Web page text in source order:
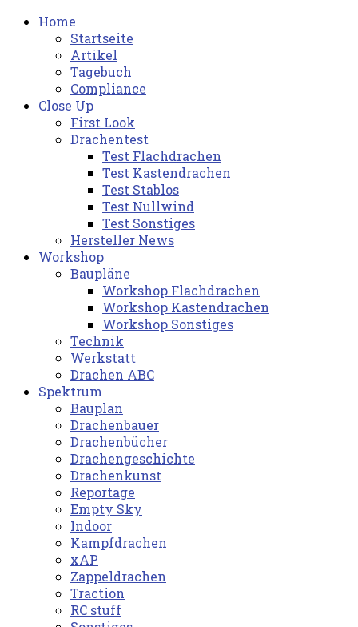
Home
Startseite
Artikel
Tagebuch
Compliance
Close Up
First Look
Drachentest
Test Flachdrachen
Test Kastendrachen
Test Stablos
Test Nullwind
Test Sonstiges
Hersteller News
Workshop
Baupläne
Workshop Flachdrachen
Workshop Kastendrachen
Workshop Sonstiges
Technik
Werkstatt
Drachen ABC
Spektrum
Bauplan
Drachenbauer
Drachenbücher
Drachengeschichte
Drachenkunst
Reportage
Empty Sky
Indoor
Kampfdrachen
xAP
Zappeldrachen
Traction
RC stuff